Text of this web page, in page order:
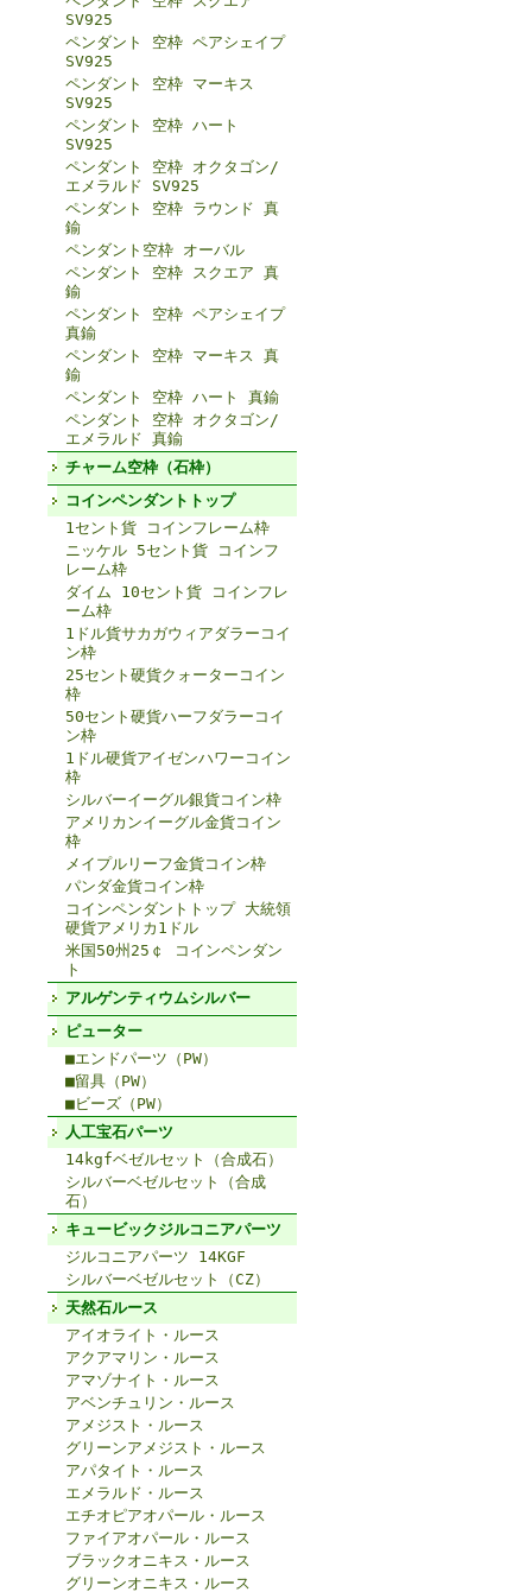
SV925
ペンダント 空枠 ペアシェイプ
SV925
ペンダント 空枠 マーキス
SV925
ペンダント 空枠 ハート
SV925
ペンダント 空枠 オクタゴン/
エメラルド SV925
ペンダント 空枠 ラウンド 真
鍮
ペンダント空枠 オーバル
ペンダント 空枠 スクエア 真
鍮
ペンダント 空枠 ペアシェイプ
真鍮
ペンダント 空枠 マーキス 真
鍮
ペンダント 空枠 ハート 真鍮
ペンダント 空枠 オクタゴン/
エメラルド 真鍮
チャーム空枠（石枠）
コインペンダントトップ
1セント貨 コインフレーム枠
ニッケル 5セント貨 コインフ
レーム枠
ダイム 10セント貨 コインフレ
ーム枠
1ドル貨サカガウィアダラーコイ
ン枠
25セント硬貨クォーターコイン
枠
50セント硬貨ハーフダラーコイ
ン枠
1ドル硬貨アイゼンハワーコイン
枠
シルバーイーグル銀貨コイン枠
アメリカンイーグル金貨コイン
枠
メイプルリーフ金貨コイン枠
パンダ金貨コイン枠
コインペンダントトップ 大統領
硬貨アメリカ1ドル
米国50州25￠ コインペンダン
ト
アルゲンティウムシルバー
ピューター
■エンドパーツ（PW）
■留具（PW）
■ビーズ（PW）
人工宝石パーツ
14kgfベゼルセット（合成石）
シルバーベゼルセット（合成
石）
キュービックジルコニアパーツ
ジルコニアパーツ 14KGF
シルバーベゼルセット（CZ）
天然石ルース
アイオライト・ルース
アクアマリン・ルース
アマゾナイト・ルース
アベンチュリン・ルース
アメジスト・ルース
グリーンアメジスト・ルース
アパタイト・ルース
エメラルド・ルース
エチオピアオパール・ルース
ファイアオパール・ルース
ブラックオニキス・ルース
グリーンオニキス・ルース